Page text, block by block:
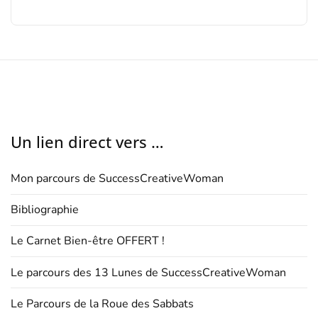
Un lien direct vers …
Mon parcours de SuccessCreativeWoman
Bibliographie
Le Carnet Bien-être OFFERT !
Le parcours des 13 Lunes de SuccessCreativeWoman
Le Parcours de la Roue des Sabbats